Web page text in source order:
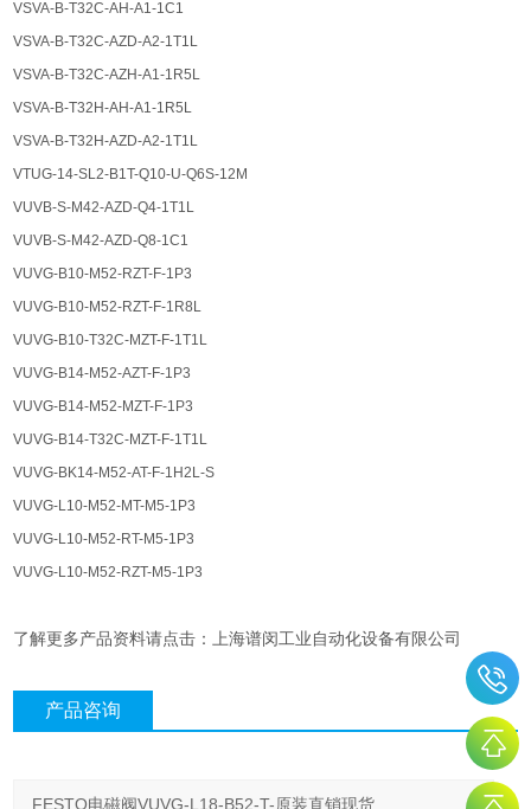
VSVA-B-T32C-AH-A1-1C1
VSVA-B-T32C-AZD-A2-1T1L
VSVA-B-T32C-AZH-A1-1R5L
VSVA-B-T32H-AH-A1-1R5L
VSVA-B-T32H-AZD-A2-1T1L
VTUG-14-SL2-B1T-Q10-U-Q6S-12M
VUVB-S-M42-AZD-Q4-1T1L
VUVB-S-M42-AZD-Q8-1C1
VUVG-B10-M52-RZT-F-1P3
VUVG-B10-M52-RZT-F-1R8L
VUVG-B10-T32C-MZT-F-1T1L
VUVG-B14-M52-AZT-F-1P3
VUVG-B14-M52-MZT-F-1P3
VUVG-B14-T32C-MZT-F-1T1L
VUVG-BK14-M52-AT-F-1H2L-S
VUVG-L10-M52-MT-M5-1P3
VUVG-L10-M52-RT-M5-1P3
VUVG-L10-M52-RZT-M5-1P3
了解更多产品资料请点击：上海谱闵工业自动化设备有限公司
产品咨询